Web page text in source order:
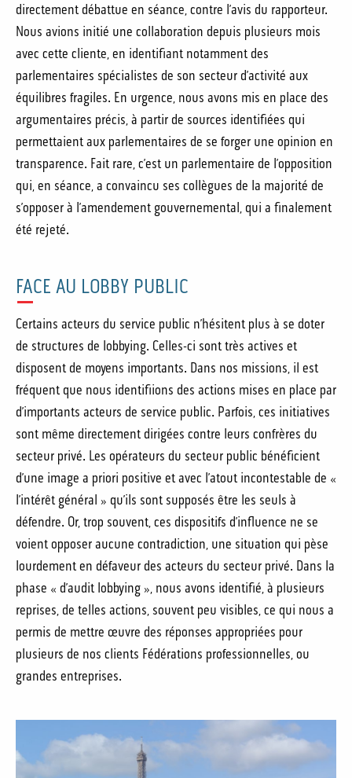
directement débattue en séance, contre l’avis du rapporteur.
Nous avions initié une collaboration depuis plusieurs mois
avec cette cliente, en identifiant notamment des
parlementaires spécialistes de son secteur d’activité aux
équilibres fragiles. En urgence, nous avons mis en place des
argumentaires précis, à partir de sources identifiées qui
permettaient aux parlementaires de se forger une opinion en
transparence. Fait rare, c’est un parlementaire de l’opposition
qui, en séance, a convaincu ses collègues de la majorité de
s’opposer à l’amendement gouvernemental, qui a finalement
été rejeté.
FACE AU LOBBY PUBLIC
Certains acteurs du service public n’hésitent plus à se doter
de structures de lobbying. Celles-ci sont très actives et
disposent de moyens importants. Dans nos missions, il est
fréquent que nous identifiions des actions mises en place par
d’importants acteurs de service public. Parfois, ces initiatives
sont même directement dirigées contre leurs confrères du
secteur privé. Les opérateurs du secteur public bénéficient
d’une image a priori positive et avec l’atout incontestable de «
l’intérêt général » qu’ils sont supposés être les seuls à
défendre. Or, trop souvent, ces dispositifs d’influence ne se
voient opposer aucune contradiction, une situation qui pèse
lourdement en défaveur des acteurs du secteur privé. Dans la
phase « d’audit lobbying », nous avons identifié, à plusieurs
reprises, de telles actions, souvent peu visibles, ce qui nous a
permis de mettre œuvre des réponses appropriées pour
plusieurs de nos clients Fédérations professionnelles, ou
grandes entreprises.